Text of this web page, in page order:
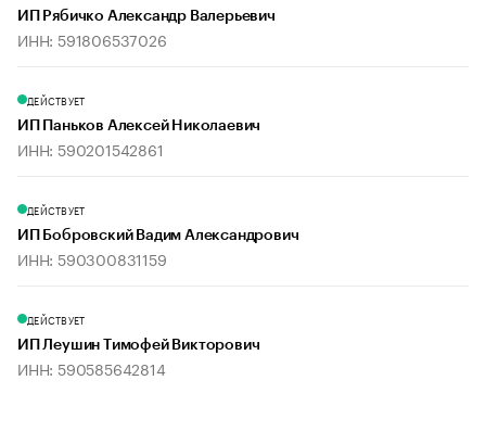
ИП Рябичко Александр Валерьевич
ИНН: 591806537026
ДЕЙСТВУЕТ
ИП Паньков Алексей Николаевич
ИНН: 590201542861
ДЕЙСТВУЕТ
ИП Бобровский Вадим Александрович
ИНН: 590300831159
ДЕЙСТВУЕТ
ИП Леушин Тимофей Викторович
ИНН: 590585642814